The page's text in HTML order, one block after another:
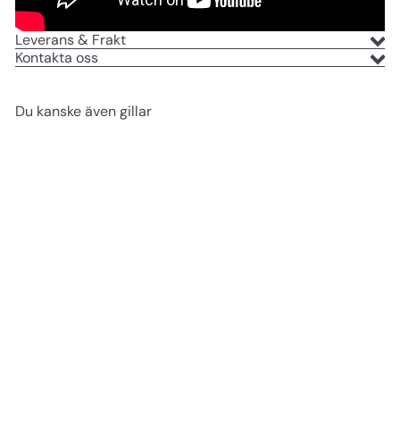
Leverans & Frakt
Kontakta oss
Du kanske även gillar